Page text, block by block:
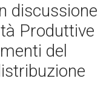
discussione
Produttive
del